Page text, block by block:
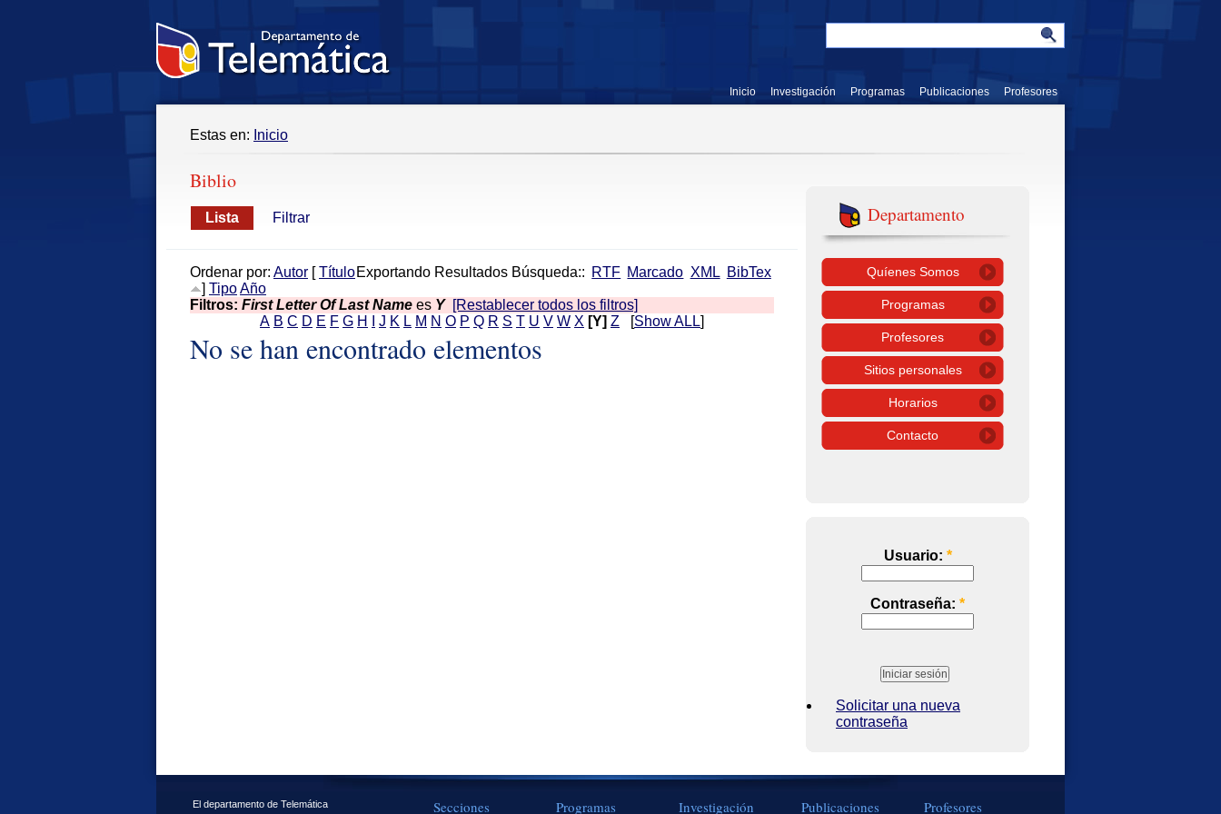
Inicio Investigación Programas Publicaciones Profesores
Estas en: Inicio
Biblio
Lista Filtrar
Exportando Resultados Búsqueda:: RTF Marcado XML BibTex
Ordenar por: Autor [Título
] TipoAño
Filtros: First Letter Of Last Name es Y [Restablecer todos los filtros]
A B C D E F G H J K L M N O P Q R S T U V W X [Y] Z [Show ALL]
No se han encontrado elementos
Departamento
Quíenes Somos
Programas
Profesores
Sitios personales
Horarios
Contacto
Usuario: *
Contraseña: *
Solicitar una nueva
contraseña
El departamento de Telemática
Secciones Programas Investigación Publicaciones Profesores